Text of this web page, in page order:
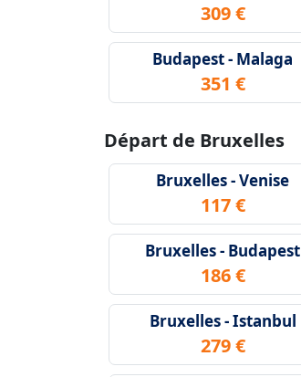
309 €
Budapest - Malaga
351 €
Départ de Bruxelles
Bruxelles - Venise
117 €
Bruxelles - Budapest
186 €
Bruxelles - Istanbul
279 €